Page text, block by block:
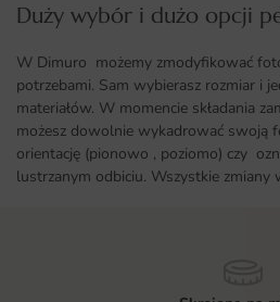
Duży wybór i dużo opcji
W Dimuro możemy zmodyfikować
potrzebami. Sam wybierasz rozmiar i
materiałów. W momencie składania
możesz dowolnie wykadrować swoją
orientację (pionowo , poziomo) czy
lustrzanym odbiciu. Wszystkie zmiany